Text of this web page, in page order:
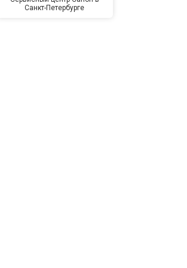
Санкт-Петербурге